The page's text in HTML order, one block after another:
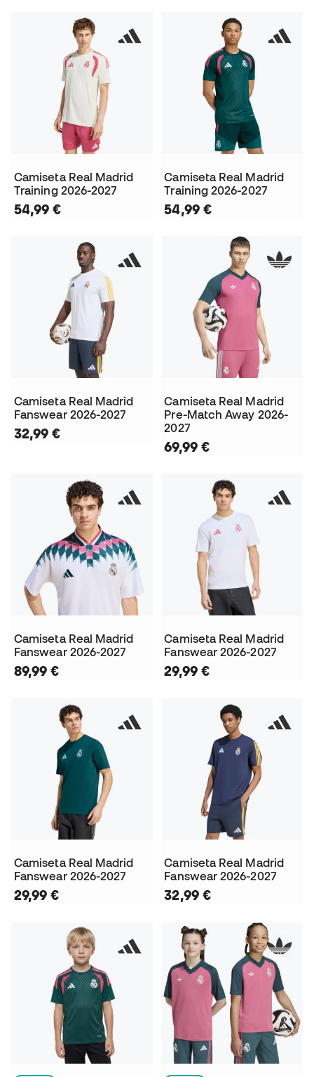
Camiseta Real Madrid
Training 2026-2027
54,99 €
Camiseta Real Madrid
Training 2026-2027
54,99 €
Camiseta Real Madrid
Fanswear 2026-2027
32,99 €
Camiseta Real Madrid
Pre-Match Away 2026-
2027
69,99 €
Camiseta Real Madrid
Fanswear 2026-2027
89,99 €
Camiseta Real Madrid
Fanswear 2026-2027
29,99 €
Camiseta Real Madrid
Fanswear 2026-2027
29,99 €
Camiseta Real Madrid
Fanswear 2026-2027
32,99 €